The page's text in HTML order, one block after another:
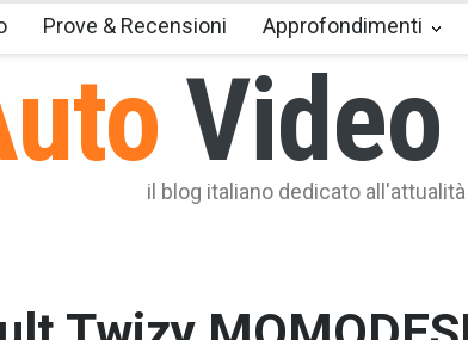
Video
il blog italiano dedicato
Prove & Recensioni Approfondimenti